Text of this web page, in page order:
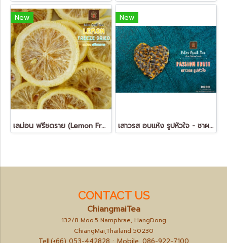
New
เลม่อน ฟรีซดราย (Lemon Freeze Dried - FruitTea Detox)
New
เสาวรส อบแห้ง รูปหัวใจ - ชาผลไม้ ดีท็อกซ์ (Dried Passion Fruit - FruitTea Detox)
CONTACT US
ChiangmaiTea
132/8 Moo.5 Namphrae, HangDong
ChiangMai,Thailand 50230
Tell.(+66) 053-442828 ; Mobile. 086-922-7100